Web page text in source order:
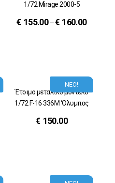
1/72 Mirage 2000-5
€ 155.00–€ 160.00
ΝΕΟ!
Έτοιμο μεταλικό μοντέλο
1/72 F-16 336M ‘Ολυμπος
€ 150.00